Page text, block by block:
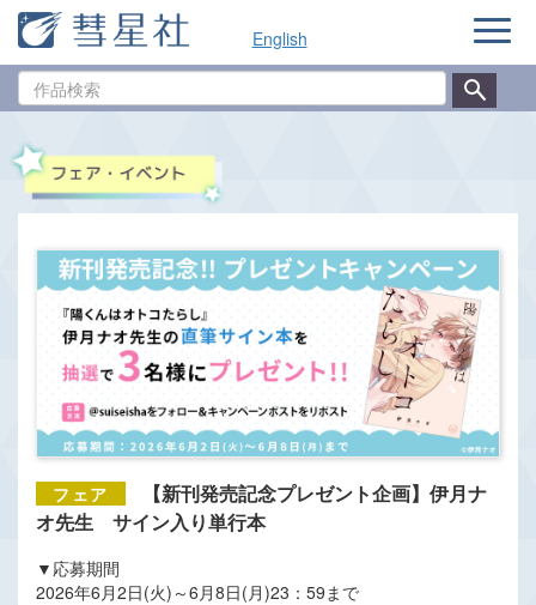
English
品
ナ
ゲ
【新刊発売記念プレゼント企画】伊月ナ
オ先生 サイン入り単行本
▼応募期間
2026年6月2日(火)～6月8日(月)23：59まで